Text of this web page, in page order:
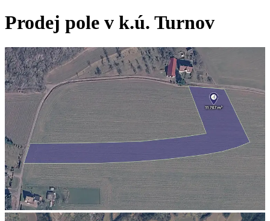
Prodej pole v k.ú. Turnov